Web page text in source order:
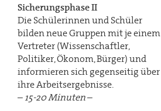
Sicherungsphase II
Die Schülerinnen und Schüler
bilden neue Gruppen mit je einem
Vertreter (Wissenschaftler,
Politiker, Ökonom, Bürger) und
informieren sich gegenseitig über
ihre Arbeitsergebnisse.
–15-20 Minuten–